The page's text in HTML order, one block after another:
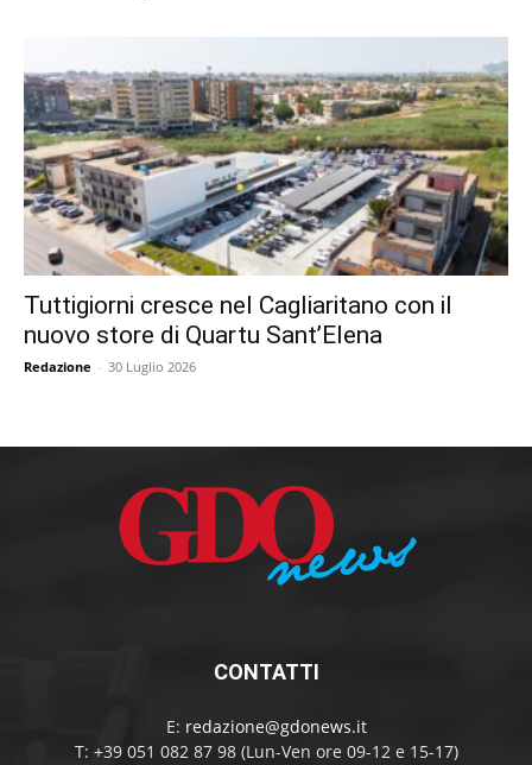
Tuttigiorni cresce nel Cagliaritano con il
nuovo store di Quartu Sant’Elena
Redazione - 30 Luglio 2026
CONTATTI
E: redazione@gdonews.it
T: +39 051 082 87 98 (Lun-Ven ore 09-12 e 15-17)